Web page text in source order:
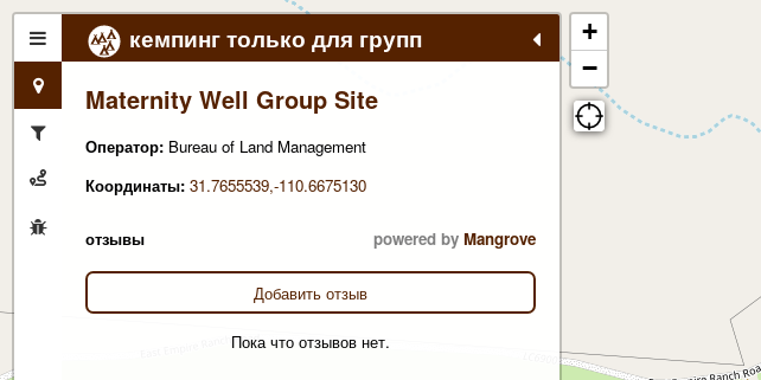
кемпинг только для групп
Maternity Well Group Site
Оператор: Bureau of Land Management
Координаты: 31.7655539,-110.6675130
отзывы powered by Mangrove
Добавить отзыв
Пока что отзывов нет.
+
−